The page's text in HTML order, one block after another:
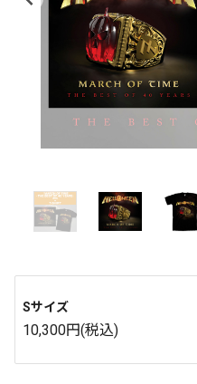
Sサイズ
10,300円(税込)